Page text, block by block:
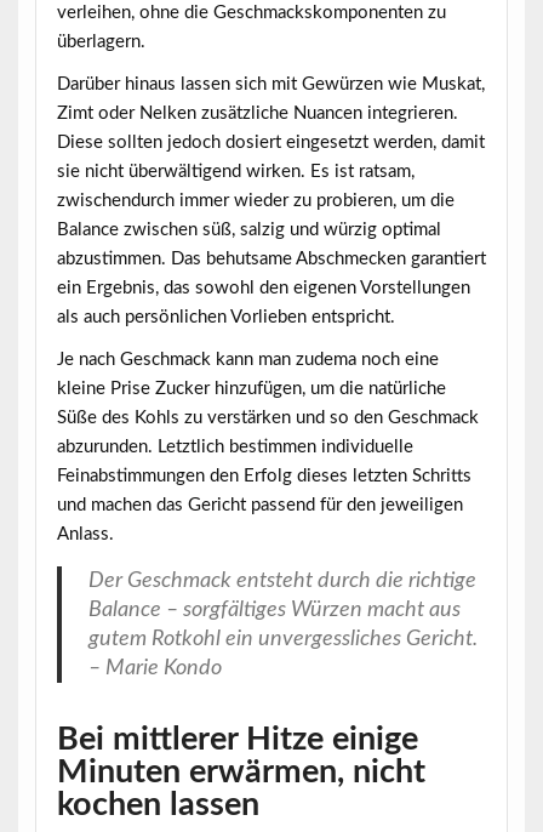
verleihen, ohne die Geschmackskomponenten zu
überlagern.
Darüber hinaus lassen sich mit Gewürzen wie Muskat,
Zimt oder Nelken zusätzliche Nuancen integrieren.
Diese sollten jedoch dosiert eingesetzt werden, damit
sie nicht überwältigend wirken. Es ist ratsam,
zwischendurch immer wieder zu probieren, um die
Balance zwischen süß, salzig und würzig optimal
abzustimmen. Das behutsame Abschmecken garantiert
ein Ergebnis, das sowohl den eigenen Vorstellungen
als auch persönlichen Vorlieben entspricht.
Je nach Geschmack kann man zudema noch eine
kleine Prise Zucker hinzufügen, um die natürliche
Süße des Kohls zu verstärken und so den Geschmack
abzurunden. Letztlich bestimmen individuelle
Feinabstimmungen den Erfolg dieses letzten Schritts
und machen das Gericht passend für den jeweiligen
Anlass.
Der Geschmack entsteht durch die richtige
Balance – sorgfältiges Würzen macht aus
gutem Rotkohl ein unvergessliches Gericht.
– Marie Kondo
Bei mittlerer Hitze einige
Minuten erwärmen, nicht
kochen lassen